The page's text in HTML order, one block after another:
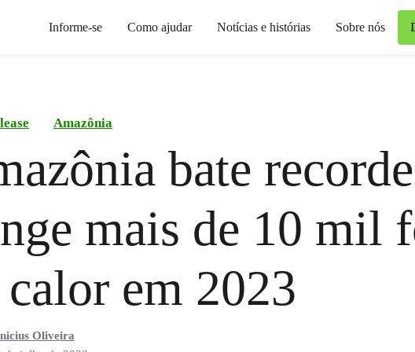
Informe-se Como ajudar Notícias e histórias Sobre nós
Amazônia
bate
mais de 10 mil
calor em 2023
Oliveira